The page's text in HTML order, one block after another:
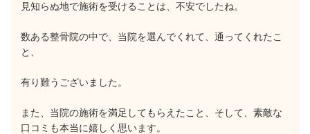
見知らぬ地で施術を受けることは、不安でしたね。
数ある整骨院の中で、当院を選んでくれて、通ってくれたこ
と、
有り難うございました。
また、当院の施術を満足してもらえたこと、そして、素敵な
口コミも本当に嬉しく思います。